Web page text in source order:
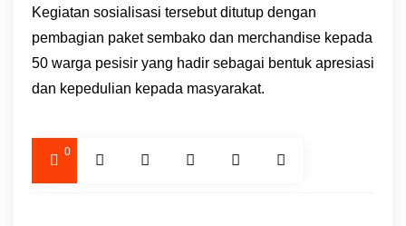
Kegiatan sosialisasi tersebut ditutup dengan
pembagian paket sembako dan merchandise kepada
50 warga pesisir yang hadir sebagai bentuk apresiasi
dan kepedulian kepada masyarakat.
0